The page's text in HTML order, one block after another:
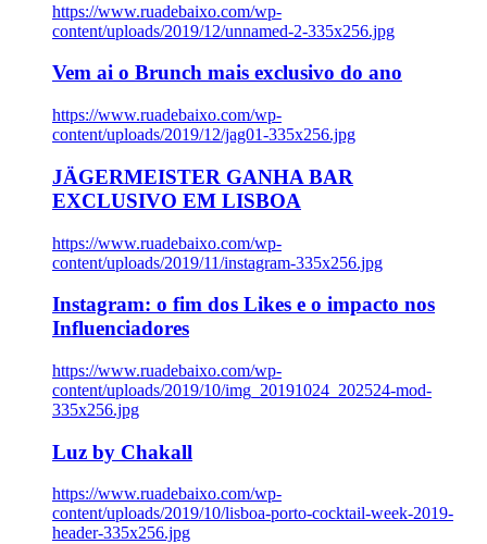
https://www.ruadebaixo.com/wp-
content/uploads/2019/12/unnamed-2-335x256.jpg
Vem ai o Brunch mais exclusivo do ano
https://www.ruadebaixo.com/wp-
content/uploads/2019/12/jag01-335x256.jpg
JÄGERMEISTER GANHA BAR
EXCLUSIVO EM LISBOA
https://www.ruadebaixo.com/wp-
content/uploads/2019/11/instagram-335x256.jpg
Instagram: o fim dos Likes e o impacto nos
Influenciadores
https://www.ruadebaixo.com/wp-
content/uploads/2019/10/img_20191024_202524-mod-
335x256.jpg
Luz by Chakall
https://www.ruadebaixo.com/wp-
content/uploads/2019/10/lisboa-porto-cocktail-week-2019-
header-335x256.jpg